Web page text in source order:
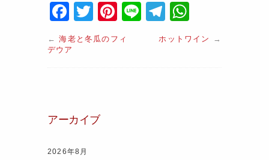
F
a
c
o
k
T
w
itt
Pi
nt
er
Li
T
el
e
h
at
←海老と冬瓜のフィ
デウア
ホットワイン →
アーカイブ
2026年8月